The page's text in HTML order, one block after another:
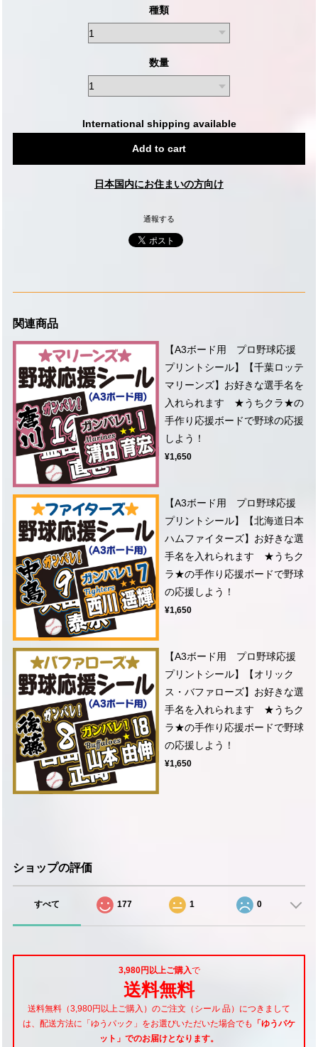
種類
数量
International shipping available
Add to cart
日本国内にお住まいの方向け
通報する
関連商品
【A3ボード用 プロ野球応援
プリントシール】【千葉ロッテ
マリーンズ】お好きな選手名を
入れられます ★うちクラ★の
手作り応援ボードで野球の応援
しよう！
¥1,650
【A3ボード用 プロ野球応援
プリントシール】【北海道日本
ハムファイターズ】お好きな選
手名を入れられます ★うちク
ラ★の手作り応援ボードで野球
の応援しよう！
¥1,650
【A3ボード用 プロ野球応援
プリントシール】【オリック
ス・バファローズ】お好きな選
手名を入れられます ★うちク
ラ★の手作り応援ボードで野球
の応援しよう！
¥1,650
ショップの評価
すべて 177 1 0
3,980円以上ご購入で
送料無料
送料無料（3,980円以上ご購入）のご注文（シール 品）につきまして
は、配送方法に「ゆうパック」をお選びいただいた場合でも
「ゆうパケ
ット」でのお届けとなります。